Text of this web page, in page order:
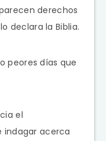
derechos
declara la Biblia.
peores días que
el
indagar acerca